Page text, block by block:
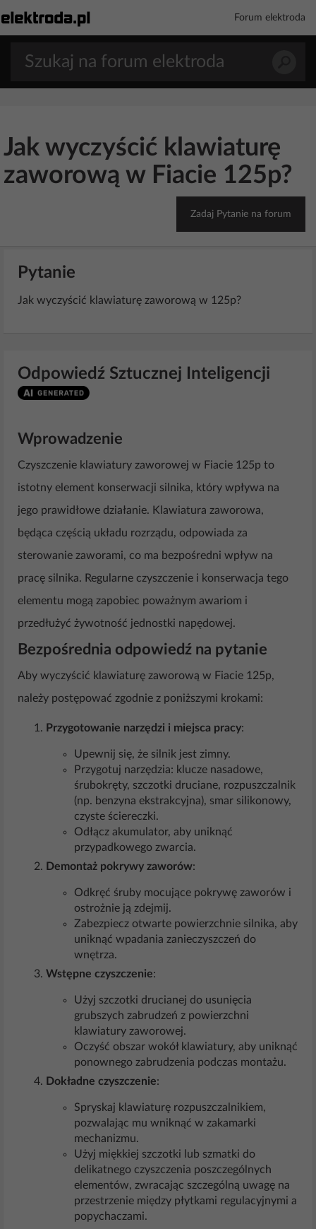
Forum elektroda
Jak wyczyścić klawiaturę
zaworową w Fiacie 125p?
Zadaj Pytanie na forum
Pytanie
Jak wyczyścić klawiaturę zaworową w 125p?
Odpowiedź Sztucznej Inteligencji
Wprowadzenie
Czyszczenie klawiatury zaworowej w Fiacie 125p to
istotny element konserwacji silnika, który wpływa na
jego prawidłowe działanie. Klawiatura zaworowa,
będąca częścią układu rozrządu, odpowiada za
sterowanie zaworami, co ma bezpośredni wpływ na
pracę silnika. Regularne czyszczenie i konserwacja tego
elementu mogą zapobiec poważnym awariom i
przedłużyć żywotność jednostki napędowej.
Bezpośrednia odpowiedź na pytanie
Aby wyczyścić klawiaturę zaworową w Fiacie 125p,
należy postępować zgodnie z poniższymi krokami:
Przygotowanie narzędzi i miejsca pracy:
Upewnij się, że silnik jest zimny.
Przygotuj narzędzia: klucze nasadowe,
śrubokręty, szczotki druciane, rozpuszczalnik
(np. benzyna ekstrakcyjna), smar silikonowy,
czyste ściereczki.
Odłącz akumulator, aby uniknąć
przypadkowego zwarcia.
Demontaż pokrywy zaworów:
Odkręć śruby mocujące pokrywę zaworów i
ostrożnie ją zdejmij.
Zabezpiecz otwarte powierzchnie silnika, aby
uniknąć wpadania zanieczyszczeń do
wnętrza.
Wstępne czyszczenie:
Użyj szczotki drucianej do usunięcia
grubszych zabrudzeń z powierzchni
klawiatury zaworowej.
Oczyść obszar wokół klawiatury, aby uniknąć
ponownego zabrudzenia podczas montażu.
Dokładne czyszczenie:
Spryskaj klawiaturę rozpuszczalnikiem,
pozwalając mu wniknąć w zakamarki
mechanizmu.
Użyj miękkiej szczotki lub szmatki do
delikatnego czyszczenia poszczególnych
elementów, zwracając szczególną uwagę na
przestrzenie między płytkami regulacyjnymi a
popychaczami.